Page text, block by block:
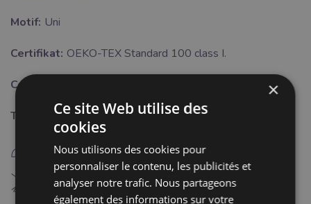
Motif: Uni
Certifikat: OEKO-TEX Standard 100 class I.
Couleur:
Traitement:
E repassage fer chaud (150°C)
H Blanchiment interdit
×
Ce site Web utilise des
cookies
Nous utilisons des cookies pour
personnaliser le contenu, les publicités et
analyser notre trafic. Nous partageons
également des informations sur votre